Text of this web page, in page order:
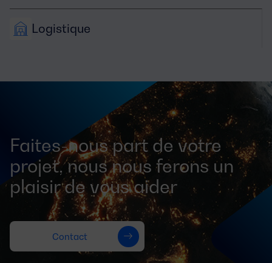
Logistique
Faites-nous part de votre
projet, nous nous ferons un
plaisir de vous aider
Contact